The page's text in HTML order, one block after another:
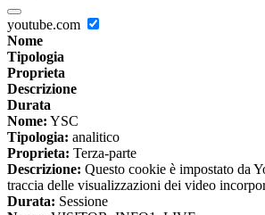
youtube.com
Nome
Tipologia
Proprieta
Descrizione
Durata
Nome: YSC
Tipologia: analitico
Proprieta: Terza-parte
Descrizione: Questo cookie è impostato da
traccia delle visualizzazioni dei video
Durata: Sessione